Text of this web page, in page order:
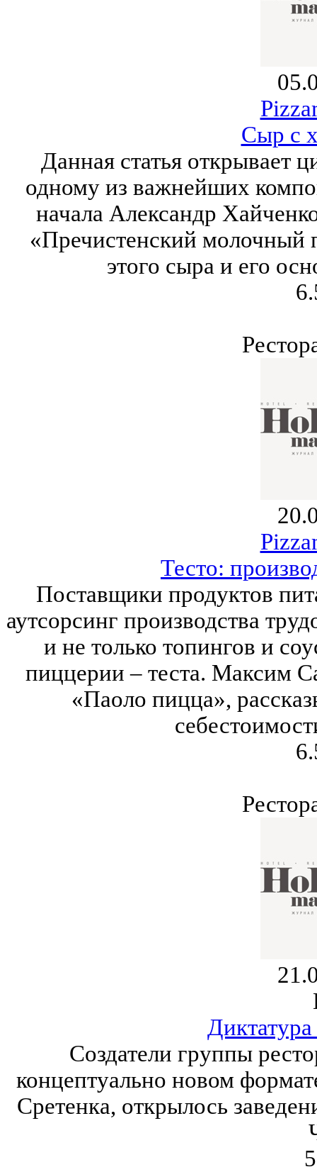
Сыр с
Данная статья открывает
одному из важнейших
начала Александр
«Пречистенский молочный
этого сыра и его
Тесто:
Поставщики продуктов
аутсорсинг производства
и не только топингов и
пиццерии – теста. Максим
«Паоло пицца»,
Создатели группы
концептуально новом
Сретенка, открылось